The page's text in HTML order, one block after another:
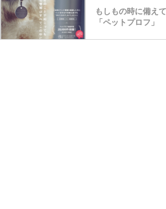
もしもの時に備え
「ペットプロフ」